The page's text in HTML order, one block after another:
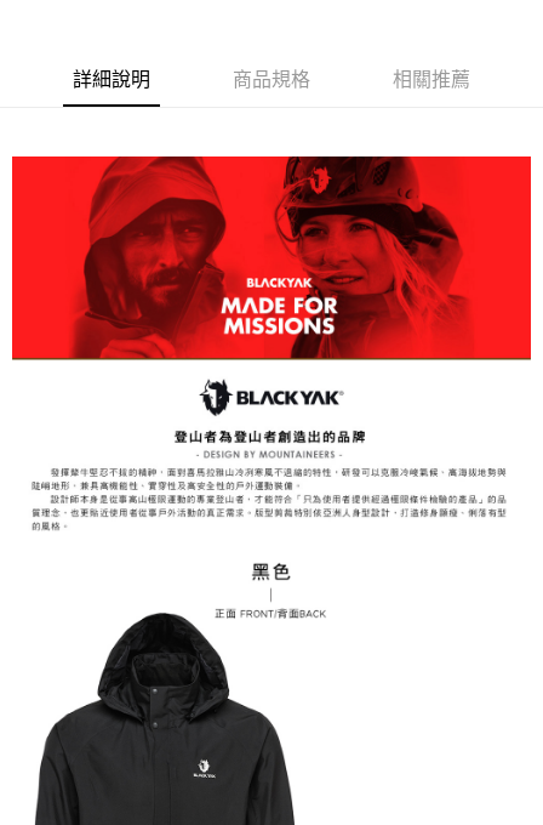
【注意事項】
權轉讓予恩沛科技股份有限公司。
２．關於個人資料處理事宜，請瀏覽以下網址：
https://aftee.tw/terms/#terms3
３．未成年的使用者請事先徵得法定代理人或監護人之同意方可使用
「AFTEE先享後付」，若未經同意申辦者引起之損失，本公司不負相關責
４．使用「AFTEE先享後付」時，將依據個別帳號之用戶狀況，依本公司即
時審查核予不同之上限額度；若仍有額度不足之情形，本公司將視審查結果
請求用戶進行身份認證。
恩沛科技股份有限公司將有權停止該用戶之使用額度並採取法律行動。
付款後7-11取貨
每筆NT$60，滿NT$799(含以上)免運費
每筆NT$70，滿NT$799(含以上)免運費
詳細說明 商品規格 相關推薦